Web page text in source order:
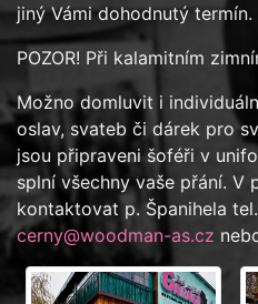
jiný Vámi dohodnutý termín.
POZOR! Při kalamitním
Možno domluvit i
oslav, svateb či dárek pro
jsou připraveni šoféři v
splní všechny vaše přání. V
kontaktovat p. Španihela
cerny@woodman-as.cz